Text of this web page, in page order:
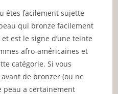
êtes facilement sujette
qui bronze facilement
est le signe d’une teinte
afro-américaines et
catégorie. Si vous
de bronzer (ou ne
peau a certainement